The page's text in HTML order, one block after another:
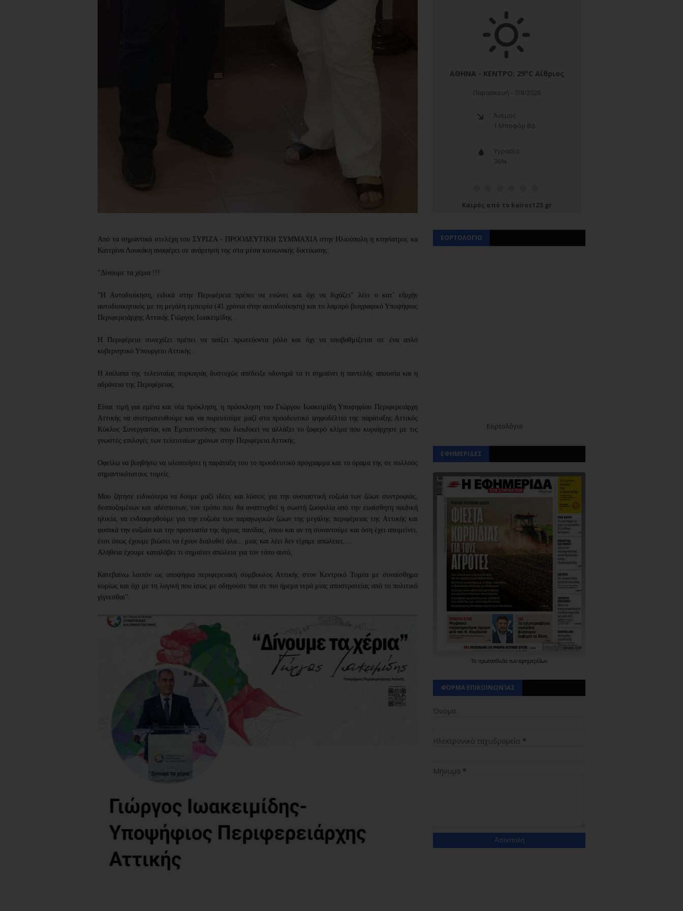
Από τα σημαντικά στελέχη του ΣΥΡΙΖΑ - ΠΡΟΟΔΕΥΤΙΚΗ ΣΥΜΜΑΧΙΑ στην Ηλιούπολη η κτηνίατρος κα
Κατερίνα Λουκάκη αναφέρει σε ανάρτησή της στα μέσα κοινωνικής δικτύωσης:
"Δίνουμε τα χέρια !!!
"Η Αυτοδιοίκηση, ειδικά στην Περιφέρεια πρέπει να ενώνει και όχι να διχάζει" λέει ο κατ’ εξοχήν
αυτοδιοικητικός με τη μεγάλη εμπειρία (41 χρόνια στην αυτοδιοίκηση) και το λαμπρό βιογραφικό Υποψήφιος
Περιφερειάρχης Αττικής Γιώργος Ιωακειμίδης .
Η Περιφέρεια συνεχίζει πρέπει να παίζει πρωτεύοντα ρόλο και όχι να υποβαθμίζεται σε ένα απλό
κυβερνητικό Υπουργείο Αττικής .
Η λαίλαπα της τελευταίας πυρκαγιάς δυστυχώς απέδειξε οδυνηρά το τι σημαίνει ηπαντελής απουσία και η
αδράνεια της Περιφέρειας.
Είναι τιμή για εμένα και νέα πρόκληση, η πρόσκληση του Γιώργου Ιωακειμίδη Υποψηφίου Περιφερειάρχη
Αττικής να συστρατευθούμε και να πορευτούμε μαζί στο προοδευτικό ψηφοδέλτιο της παράταξης Αττικός
Κύκλος Συνεργασίας και Εμπιστοσύνης που διεκδικεί να αλλάξει το ζοφερό κλίμα που κυριάρχησε με τις
γνωστές επιλογές των τελευταίων χρόνων στην Περιφέρεια Αττικής.
Οφείλω να βοηθήσω να υλοποιήσει η παράταξη του το προοδευτικό πρόγραμμα και το όραμα της σε πολλούς
σημαντικότατους τομείς.
Μου ζήτησε ειδικότερα να δούμε μαζί ιδέες και λύσεις για την ουσιαστική ευζωία των ζώων συντροφιάς,
δεσποζομένων και αδέσποτων, τον τρόπο που θα αναπτυχθεί η σωστή ζωοφιλία από την ευαίσθητη παιδική
ηλικία, να ενδιαφερθούμε για την ευζωία των παραγωγικών ζώων της μεγάλης περιφέρειας της Αττικής και
φυσικά την ευζωία και την προστασία της άγριας πανίδας, όπου και αν τη συναντούμε και όση έχει απομείνει,
έτσι όπως έχουμε βιώσει να έχουν διαλυθεί όλα... μιας και λέει δεν είχαμε απώλειες....
Αλήθεια έχουμε καταλάβει τι σημαίνει απώλεια για τον τόπο αυτό;
Κατεβαίνω λοιπόν ως υποψήφια περιφερειακή σύμβουλος Αττικής στον Κεντρικό Τομέα με συναίσθημα
κυρίως και όχι με τη λογική που ίσως με οδηγούσε πια σε πιο ήρεμα νερά μιας αποστρατείας από το πολιτικό
γίγνεσθαι".
Καιρός από το kairos123.gr
ΕΟΡΤΟΛΟΓΙΟ
Εορτολόγιο
ΕΦΗΜΕΡΙΔΕΣ
Τα πρωτοσέλιδα των εφημερίδων
ΦΌΡΜΑ ΕΠΙΚΟΙΝΩΝΊΑΣ
Όνομα
Ηλεκτρονικό ταχυδρομείο *
Μήνυμα *